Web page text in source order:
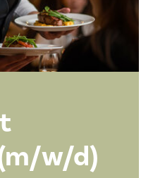
w/d)